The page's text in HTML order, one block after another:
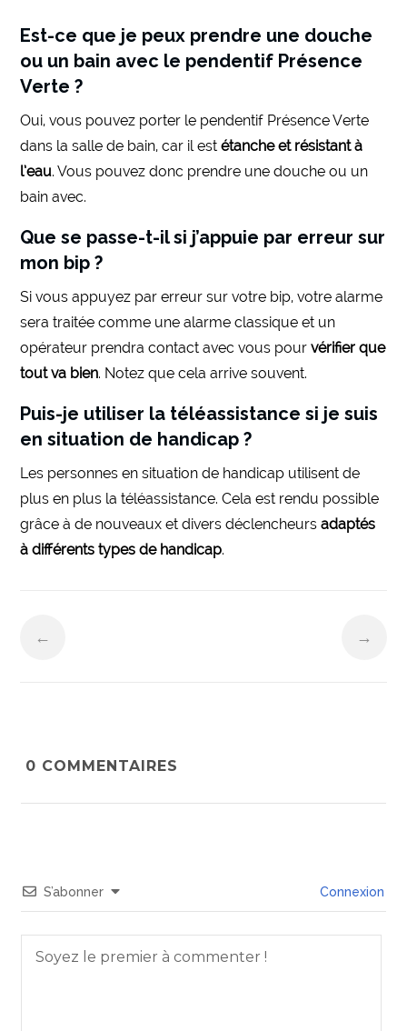
Est-ce que je peux prendre une douche
ou un bain avec le pendentif Présence
Verte ?
Oui, vous pouvez porter le pendentif Présence Verte
dans la salle de bain, car il estétanche et résistant à
l’eau. Vous pouvez donc prendre une douche ou un
bain avec.
Que se passe-t-il si j’appuie par erreur sur
mon bip ?
Si vous appuyez par erreur sur votre bip, votre alarme
sera traitée comme une alarme classique et un
opérateur prendra contact avec vous pourvérifier que
tout va bien. Notez que cela arrive souvent.
Puis-je utiliser la téléassistance si je suis
en situation de handicap ?
Les personnes en situation de handicap utilisent de
plus en plus la téléassistance. Cela est rendu possible
grâce à de nouveaux et divers déclencheursadaptés
à différents types de handicap.
← →
S’abonner Connexion
0 COMMENTAIRES